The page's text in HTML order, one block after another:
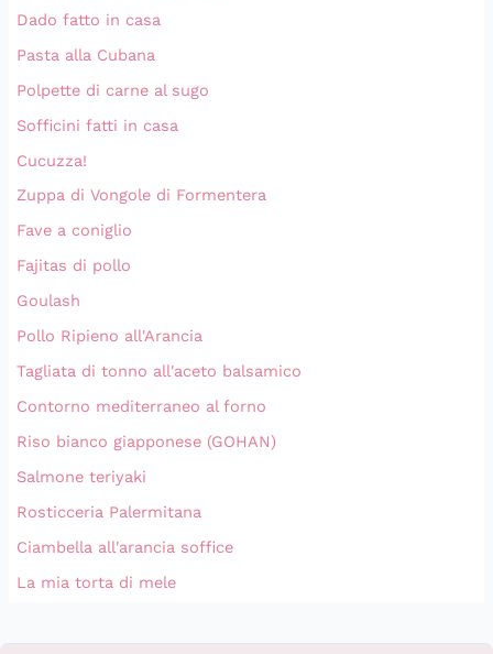
Dado fatto in casa
Pasta alla Cubana
Polpette di carne al sugo
Sofficini fatti in casa
Cucuzza!
Zuppa di Vongole di Formentera
Fave a coniglio
Fajitas di pollo
Goulash
Pollo Ripieno all'Arancia
Tagliata di tonno all'aceto balsamico
Contorno mediterraneo al forno
Riso bianco giapponese (GOHAN)
Salmone teriyaki
Rosticceria Palermitana
Ciambella all'arancia soffice
La mia torta di mele